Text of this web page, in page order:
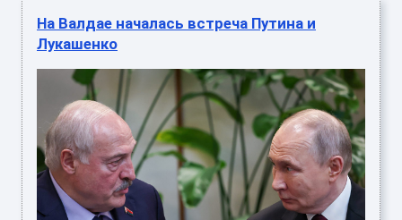
На Валдае началась встреча Путина и
Лукашенко